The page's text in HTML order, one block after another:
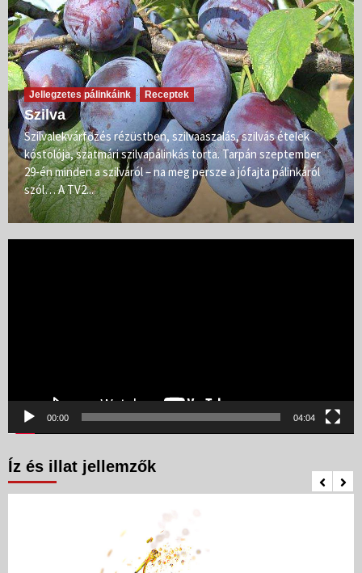
Jellegzetes pálinkáink Receptek
Szilva
Szilvalekvárfőzés rézüstben, szilvaaszalás, szilvás ételek
kóstolója, szatmári szilvapálinkás torta. Tarpán szeptember
29-én minden a szilváról – na meg persze a jófajta pálinkáról
szól… A TV2...
00:00 04:04
Íz és illat jellemzők